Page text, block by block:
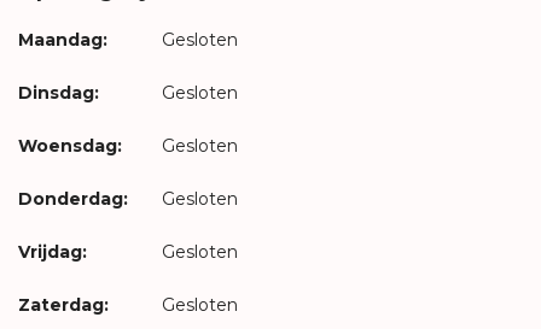
Maandag: Gesloten
Dinsdag: Gesloten
Woensdag: Gesloten
Donderdag: Gesloten
Vrijdag: Gesloten
Zaterdag: Gesloten